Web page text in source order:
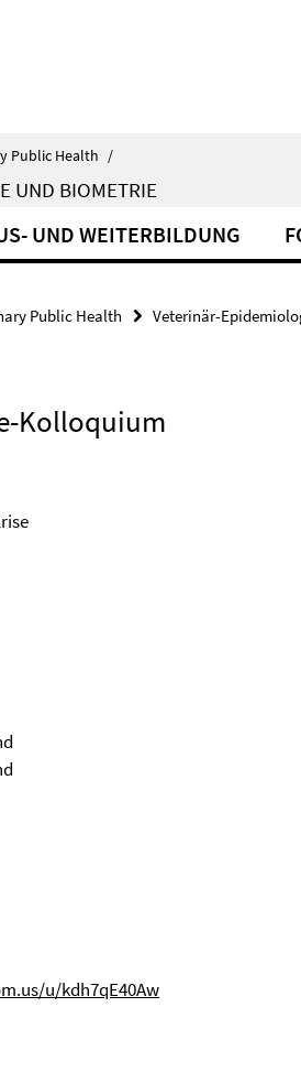
Public Health /
UND BIOMETRIE
UND WEITERBILDUNG
Public Health Veterinär-
Kolloquium
u/kdh7qE40Aw